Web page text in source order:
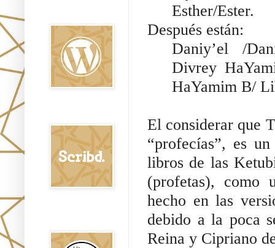
Después están:
Daniy’el /
Divrey
HaYamim B/
El considerar que
“profecías”, es
libros de las
(profetas), como
hecho en las
debido a la poca
Reina y Cipriano